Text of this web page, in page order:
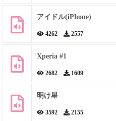
アイドル(iPhone)
4262 2557
Xperia #1
2682 1609
明け星
3592 2155